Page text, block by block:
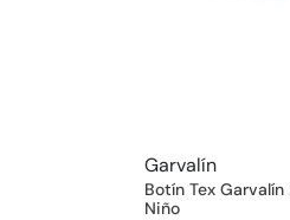
Garvalín
Botín Tex
Niño